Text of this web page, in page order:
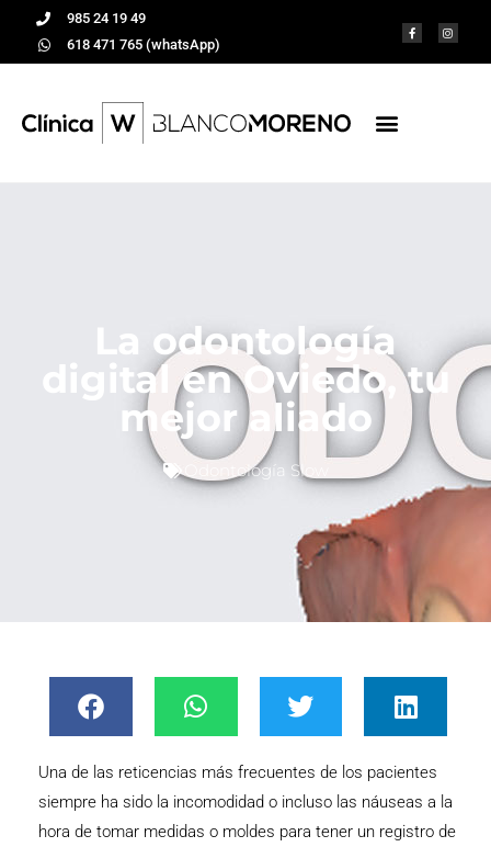
985 24 19 49
618 471 765 (whatsApp)
La odontología
digital en Oviedo, tu
mejor aliado
Odontología Slow
Una de las reticencias más frecuentes de los pacientes
siempre ha sido la incomodidad o incluso las náuseas a la
hora de tomar medidas o moldes para tener un registro de